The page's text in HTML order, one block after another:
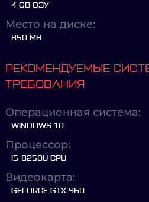
4 GB ОЗУ
Место на диске:
850 MB
РЕКОМЕНДУЕМЫЕ
ТРЕБОВАНИЯ
Операционная система:
WINDOWS 10
Процессор:
I5-8250U CPU
Видеокарта:
GEFORCE GTX 960